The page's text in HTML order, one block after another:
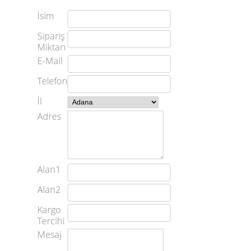
İsim
Sipariş
Miktarı
E-Mail
Telefon
İl
Adres
Alan1
Alan2
Kargo
Tercihi
Mesaj